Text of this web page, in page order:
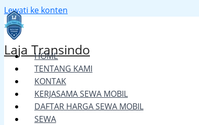
Lewati ke konten
Laja Transindo
HOME
TENTANG KAMI
KONTAK
KERJASAMA SEWA MOBIL
DAFTAR HARGA SEWA MOBIL
SEWA